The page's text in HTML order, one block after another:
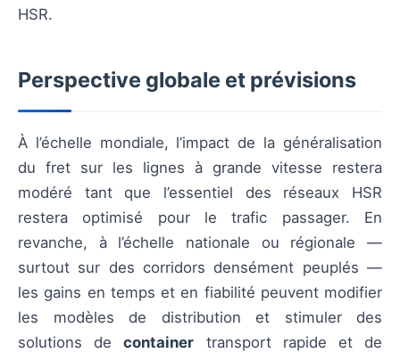
HSR.
Perspective globale et prévisions
À l’échelle mondiale, l’impact de la généralisation
du fret sur les lignes à grande vitesse restera
modéré tant que l’essentiel des réseaux HSR
restera optimisé pour le trafic passager. En
revanche, à l’échelle nationale ou régionale —
surtout sur des corridors densément peuplés —
les gains en temps et en fiabilité peuvent modifier
les modèles de distribution et stimuler des
solutions decontainer transport rapide et de